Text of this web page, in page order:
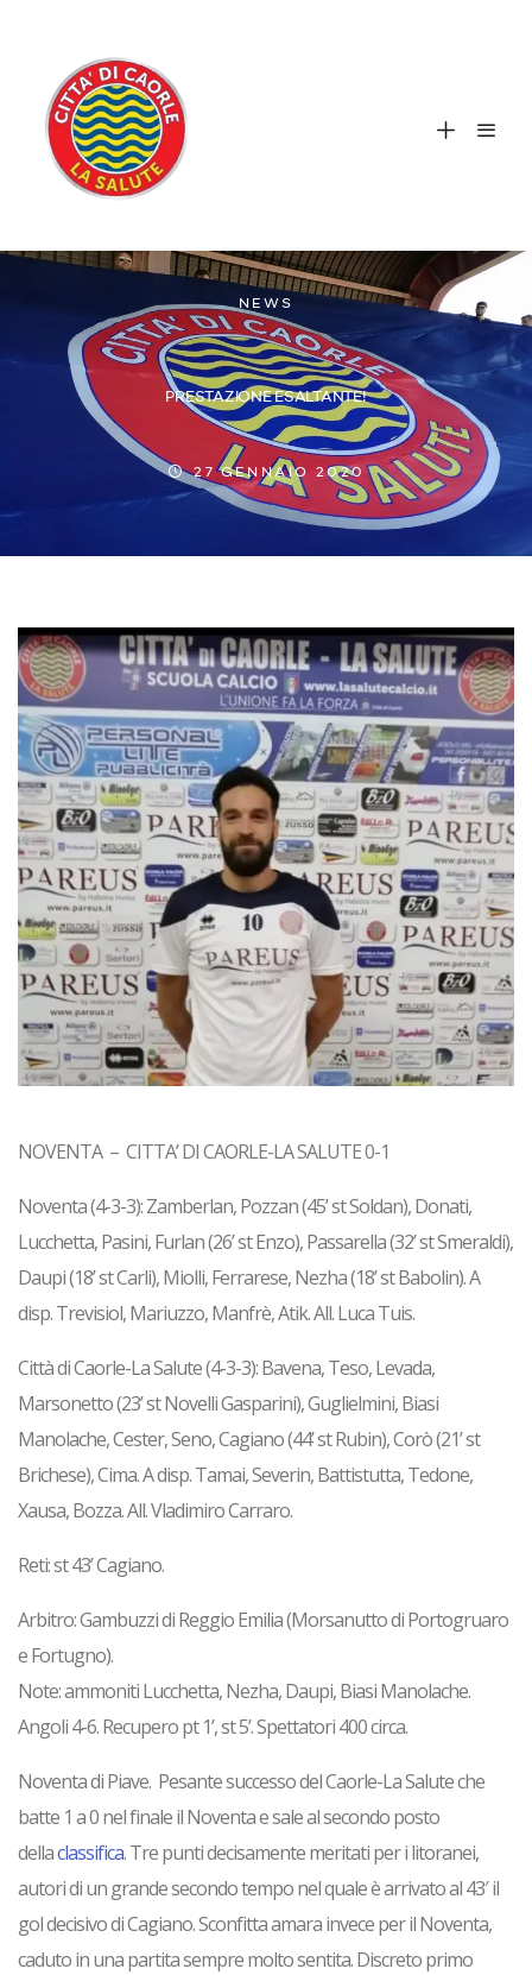
NEWS
PRESTAZIONE ESALTANTE!
27 GENNAIO 2020
NOVENTA – CITTA’ DI CAORLE-LA SALUTE 0-1
Noventa (4-3-3): Zamberlan, Pozzan (45’ st Soldan), Donati,
Lucchetta, Pasini, Furlan (26’ st Enzo), Passarella (32’ st Smeraldi),
Daupi (18’ st Carli), Miolli, Ferrarese, Nezha (18’ st Babolin). A
disp. Trevisiol, Mariuzzo, Manfrè, Atik. All. Luca Tuis.
Città di Caorle-La Salute (4-3-3): Bavena, Teso, Levada,
Marsonetto (23’ st Novelli Gasparini), Guglielmini, Biasi
Manolache, Cester, Seno, Cagiano (44’ st Rubin), Corò (21’ st
Brichese), Cima. A disp. Tamai, Severin, Battistutta, Tedone,
Xausa, Bozza. All. Vladimiro Carraro.
Reti: st 43’ Cagiano.
Arbitro: Gambuzzi di Reggio Emilia (Morsanutto di Portogruaro
e Fortugno).
Note: ammoniti Lucchetta, Nezha, Daupi, Biasi Manolache.
Angoli 4-6. Recupero pt 1’, st 5’. Spettatori 400 circa.
Noventa di Piave. Pesante successo del Caorle-La Salute che
batte 1 a 0 nel finale il Noventa e sale al secondo posto
dellaclassifica.Tre punti decisamente meritati per i litoranei,
autori di un grande secondo temponel quale è arrivato al 43′ il
gol decisivo di Cagiano.Sconfitta amara invece per il Noventa,
caduto in unapartita sempre molto sentita. Discreto primo